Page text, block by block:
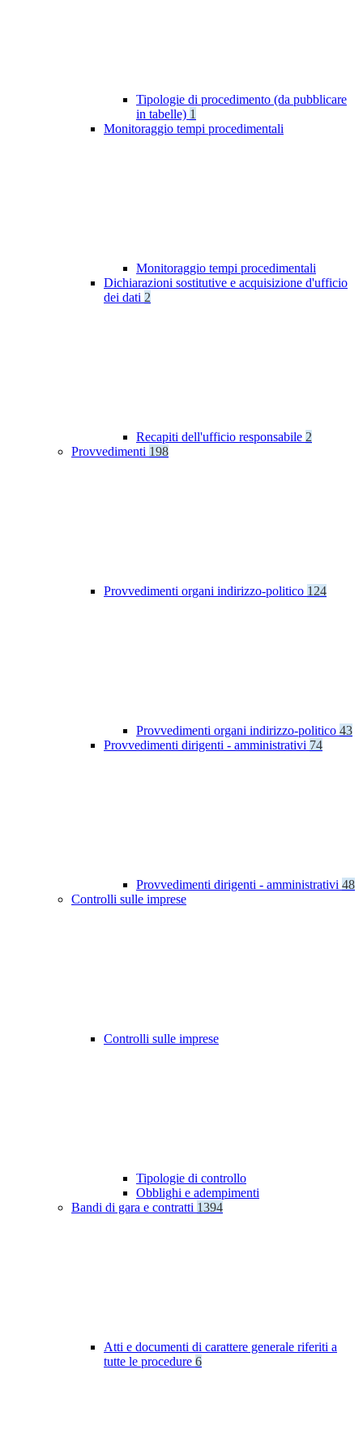
Tipologie di procedimento (da pubblicare
in tabelle) 1
Monitoraggio tempi procedimentali
Monitoraggio tempi procedimentali
Dichiarazioni sostitutive e acquisizione d'ufficio
dei dati 2
Recapiti dell'ufficio responsabile 2
Provvedimenti 198
Provvedimenti organi indirizzo-politico 124
Provvedimenti organi indirizzo-politico 43
Provvedimenti dirigenti - amministrativi 74
Provvedimenti dirigenti - amministrativi 48
Controlli sulle imprese
Controlli sulle imprese
Tipologie di controllo
Obblighi e adempimenti
Bandi di gara e contratti 1394
Atti e documenti di carattere generale riferiti a
tutte le procedure 6